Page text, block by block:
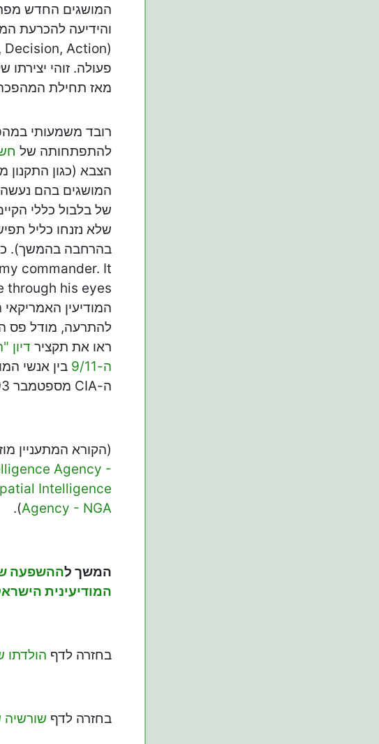
המושגים החדש
פעולה. זוהי
מאז תחילת המהפכה
רובד משמעותי
להתפתחותה של
הצבא (כגון התקנון
המושגים בהם נעשה
של בלבול כללי
שלא נזנחו כליל
commander. It
המודיעין
להתרעה, מודל פס
ראו את תקציר דיון
ה-9/11
בין אנשי
ה-CIA מספטמבר 1993.
(הקורא המתעניין
Agency -
Intelligence
Agency - NGA
).
המשך לההשפעה
המודיעינית
בחזרה לדף הולדתו
בחזרה לדף שורשיה